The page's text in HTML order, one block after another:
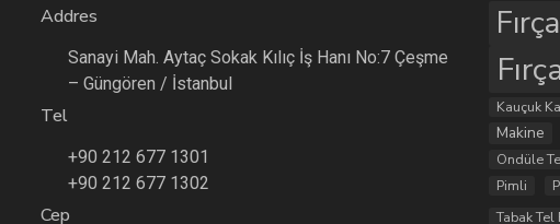
Addres
Sanayi Mah. Aytaç Sokak Kılıç İş Hanı No:7 Çeşme
– Güngören / İstanbul
Tel
+90 212 677 1301
+90 212 677 1302
Cep
Kauçuk
Makine
Ondüle
Pimli
Tabak Tel